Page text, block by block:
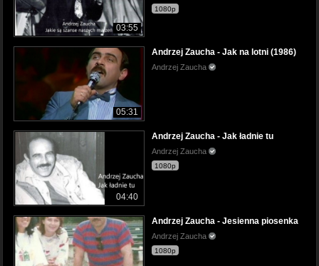
03:55
1080p
05:31
Andrzej Zaucha - Jak na lotni (1986)
Andrzej Zaucha
04:40
Andrzej Zaucha - Jak ładnie tu
Andrzej Zaucha
1080p
Andrzej Zaucha - Jesienna piosenka
Andrzej Zaucha
1080p